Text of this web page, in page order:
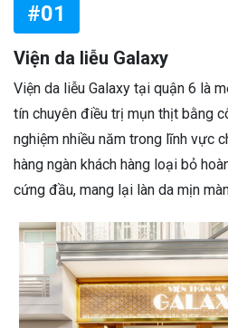
#01
Viện da liễu Galaxy
Viện da liễu Galaxy tại quận 6 là
tín chuyên điều trị mụn thịt bằng
nghiệm nhiều năm trong lĩnh vực
hàng ngàn khách hàng loại bỏ
cứng đầu, mang lại làn da mịn